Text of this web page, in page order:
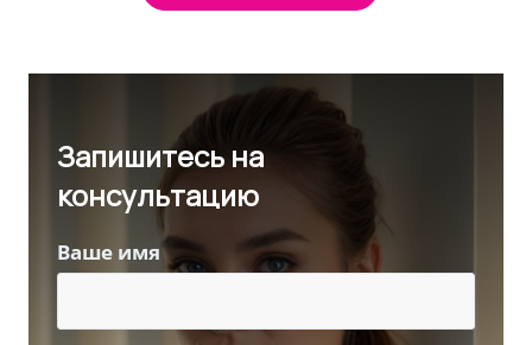
Запишитесь на
консультацию
Ваше имя